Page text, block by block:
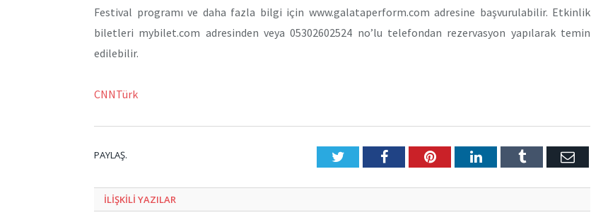
Festival programı ve daha fazla bilgi için www.galataperform.com adresine başvurulabilir. Etkinlik
biletleri mybilet.com adresinden veya 05302602524 no’lu telefondan rezervasyon yapılarak temin
edilebilir.
CNNTürk
PAYLAŞ. TwitterFacebookPinterestLinkedInTumblr E-
ILIŞKILI YAZILAR